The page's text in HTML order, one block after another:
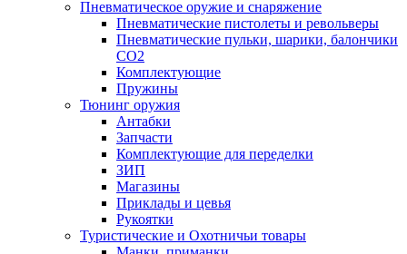
Пневматическое оружие и снаряжение
Пневматические пистолеты и револьверы
Пневматические пульки, шарики, балончики
CO2
Комплектующие
Пружины
Тюнинг оружия
Антабки
Запчасти
Комплектующие для переделки
ЗИП
Магазины
Приклады и цевья
Рукоятки
Туристические и Охотничьи товары